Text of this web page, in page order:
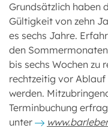
Grundsätzlich haben
Gültigkeit von zehn
es sechs Jahre.
den
bis sechs Wochen zu
rechtzeitig vor
werden.
Terminbuchung
unter